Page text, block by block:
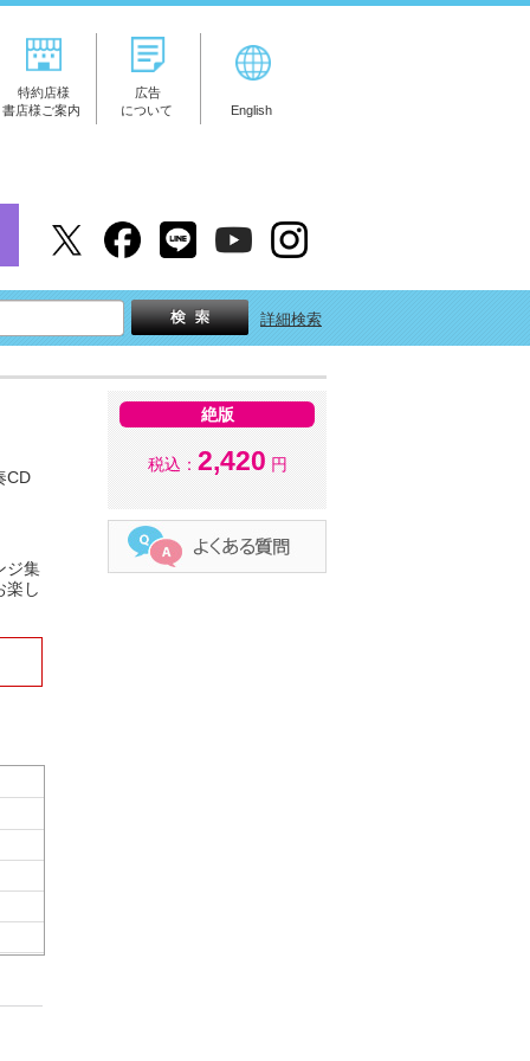
特約店様
書店様ご案内
広告
について
English
詳細検索
CD
ジ集
楽し
絶版
税込： 2,420 円